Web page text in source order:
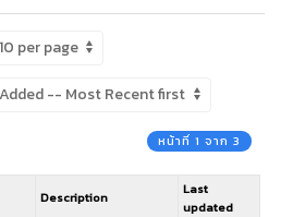
หน้าที่ 1 จาก 3
Description
Last
updated